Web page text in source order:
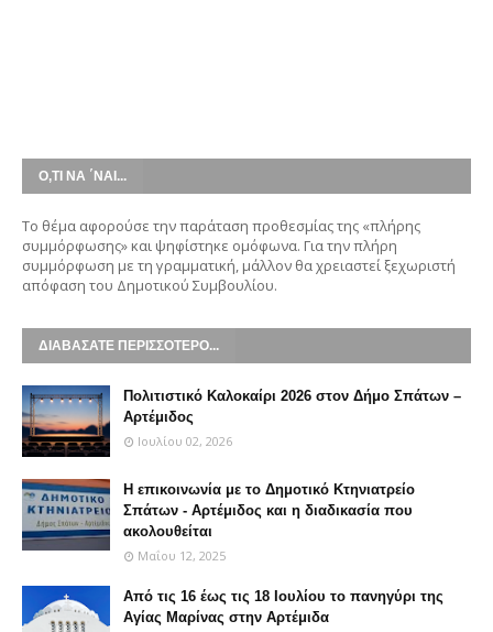
Ο,ΤΙ ΝΑ ΄ΝΑΙ...
Το θέμα αφορούσε την παράταση προθεσμίας της «πλήρης
συμμόρφωσης» και ψηφίστηκε ομόφωνα. Για την πλήρη
συμμόρφωση με τη γραμματική, μάλλον θα χρειαστεί ξεχωριστή
απόφαση του Δημοτικού Συμβουλίου.
ΔΙΑΒΑΣΑΤΕ ΠΕΡΙΣΣΟΤΕΡΟ...
Πολιτιστικό Καλοκαίρι 2026 στον Δήμο Σπάτων –
Αρτέμιδος
Ιουλίου 02, 2026
Η επικοινωνία με το Δημοτικό Κτηνιατρείο
Σπάτων - Αρτέμιδος και η διαδικασία που
ακολουθείται
Μαΐου 12, 2025
Από τις 16 έως τις 18 Ιουλίου το πανηγύρι της
Αγίας Μαρίνας στην Αρτέμιδα